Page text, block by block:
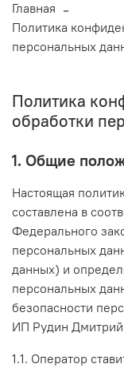
Главная
Политика
персональных
Политика
обработки
1. Общие
Настоящая
составлена в
Федерального
персональных
данных) и
персональных
безопасности
ИП Рудин Дмитрий
1.1. Оператор